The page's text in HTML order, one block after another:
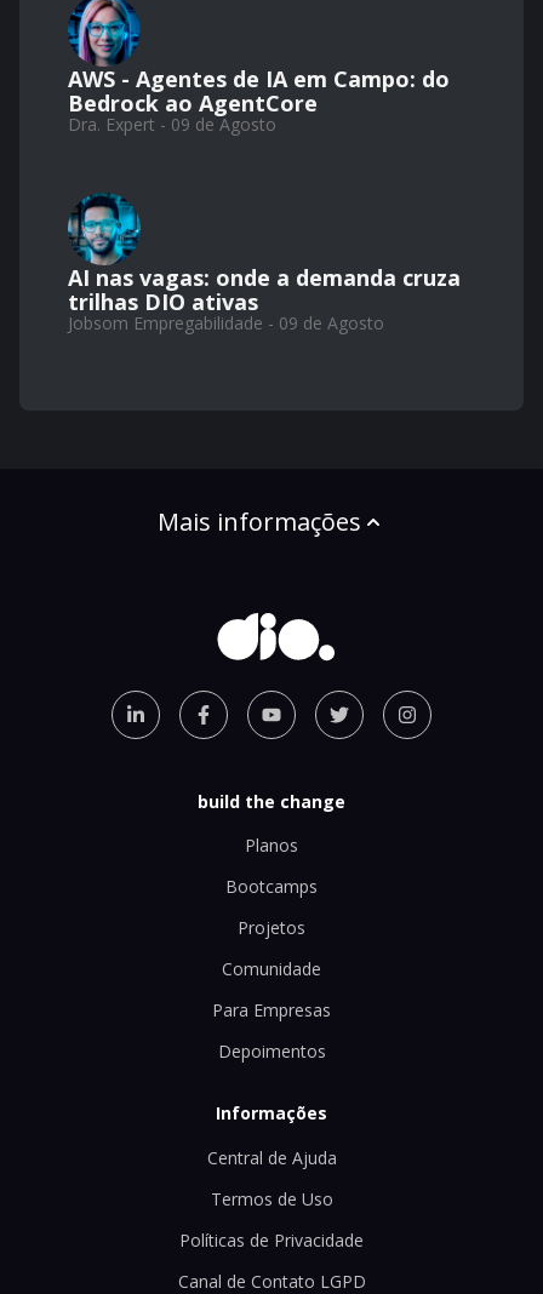
AWS - Agentes de IA em Campo: do
Bedrock ao AgentCore
Dra. Expert - 09 de Agosto
AI nas vagas: onde a demanda cruza
trilhas DIO ativas
Jobsom Empregabilidade - 09 de Agosto
Mais informações
build the change
Planos
Bootcamps
Projetos
Comunidade
Para Empresas
Depoimentos
Informações
Central de Ajuda
Termos de Uso
Políticas de Privacidade
Canal de Contato LGPD